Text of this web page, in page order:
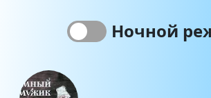
Ночной